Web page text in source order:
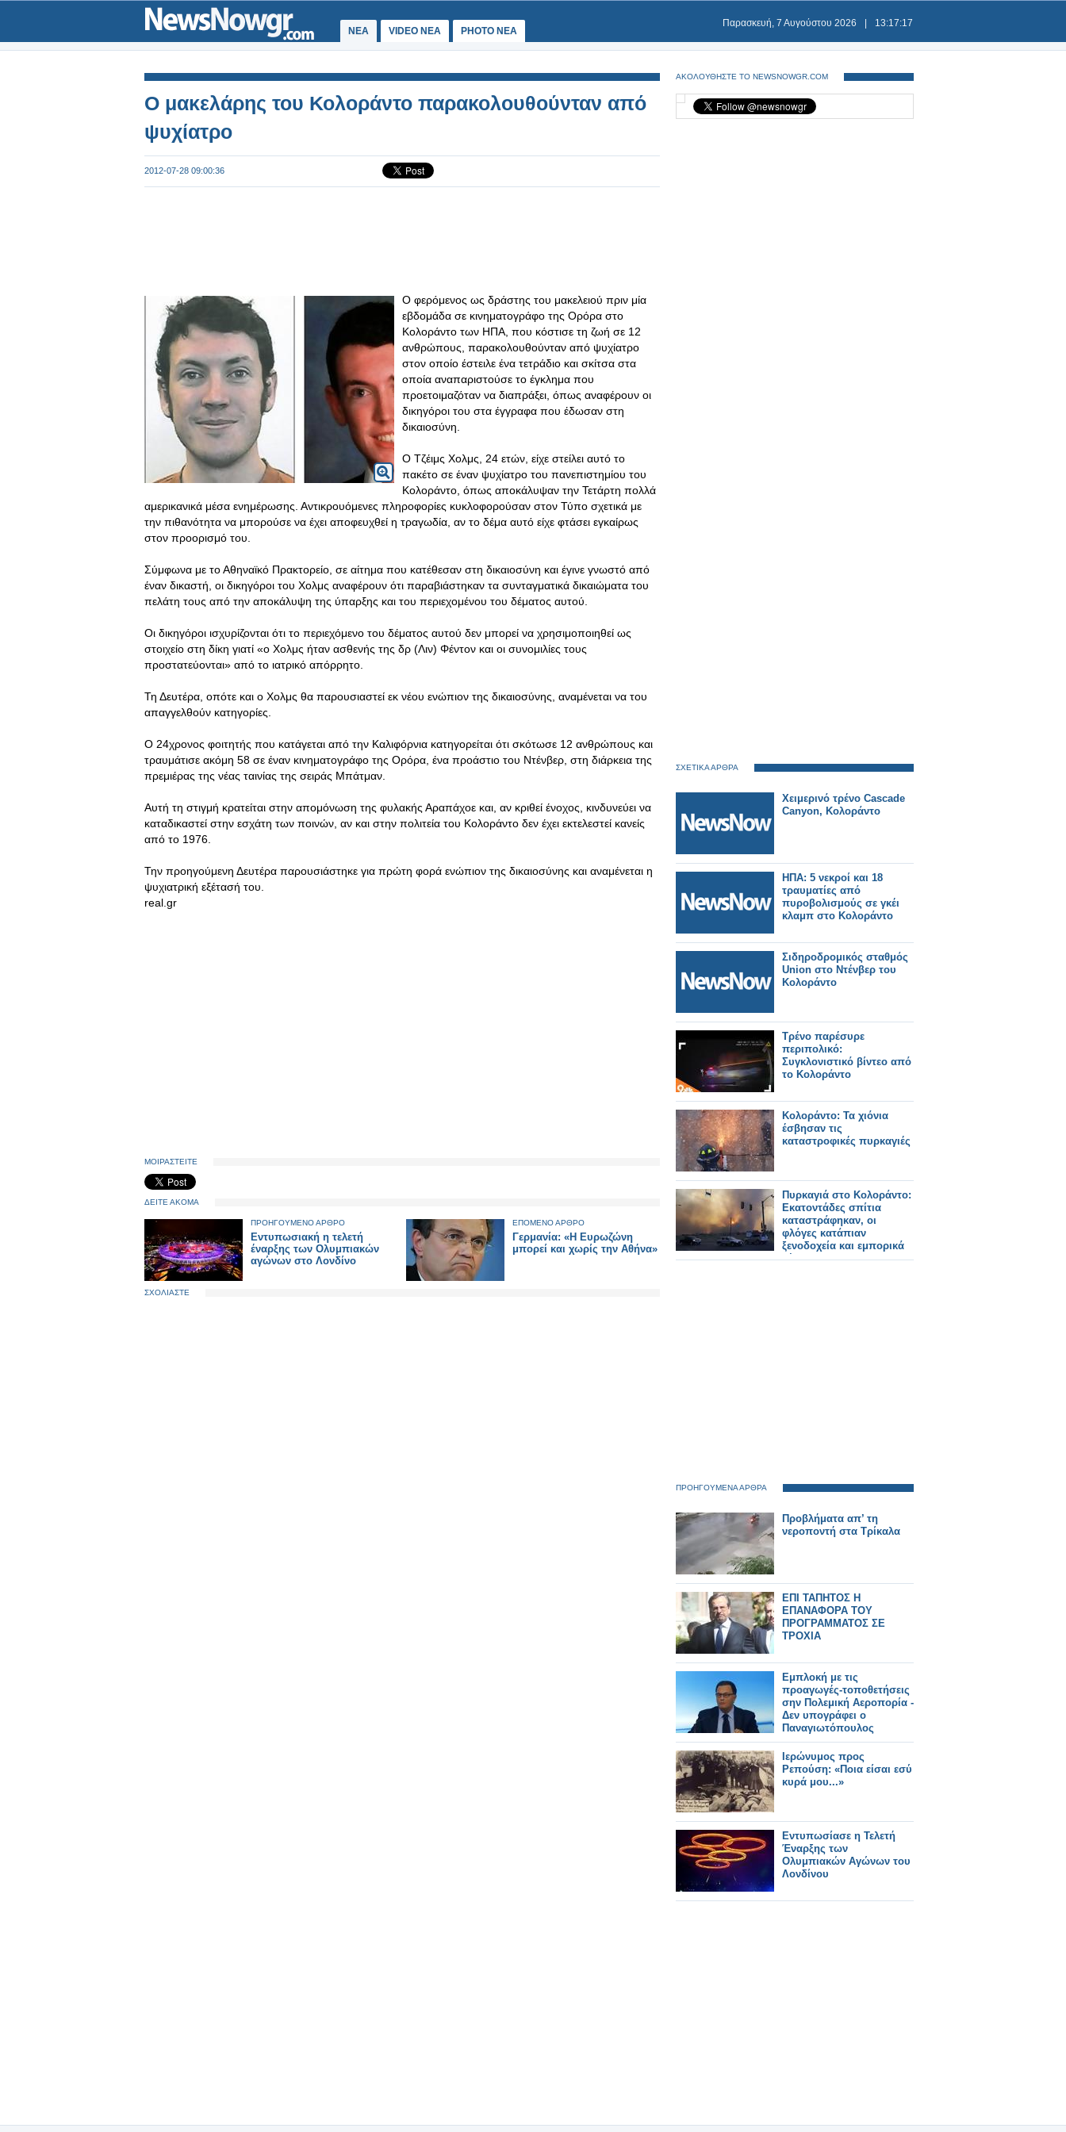
ΝΕΑ VIDEO NEA PHOTO NEA
Παρασκευή, 7 Αυγούστου 2026 13:17:17
Ο μακελάρης του Κολοράντο παρακολουθούνταν από
ψυχίατρο
2012-07-28 09:00:36
Ο φερόμενος ως δράστης του μακελειού πριν μία
εβδομάδα σε κινηματογράφο της Ορόρα στο
Κολοράντο των ΗΠΑ, που κόστισε τη ζωή σε 12
ανθρώπους, παρακολουθούνταν από ψυχίατρο
στον οποίο έστειλε ένα τετράδιο και σκίτσα στα
οποία αναπαριστούσε το έγκλημα που
προετοιμαζόταν να διαπράξει, όπως αναφέρουν οι
δικηγόροι του στα έγγραφα που έδωσαν στη
δικαιοσύνη.
Ο Τζέιμς Χολμς, 24 ετών, είχε στείλει αυτό το
πακέτο σε έναν ψυχίατρο του πανεπιστημίου του
Κολοράντο, όπως αποκάλυψαν την Τετάρτη πολλά
αμερικανικά μέσα ενημέρωσης. Αντικρουόμενες πληροφορίες κυκλοφορούσαν στον Τύπο σχετικά με
την πιθανότητα να μπορούσε να έχει αποφευχθεί η τραγωδία, αν το δέμα αυτό είχε φτάσει εγκαίρως
στον προορισμό του.
Σύμφωνα με το Αθηναϊκό Πρακτορείο, σε αίτημα που κατέθεσαν στη δικαιοσύνη και έγινε γνωστό από
έναν δικαστή, οι δικηγόροι του Χολμς αναφέρουν ότι παραβιάστηκαν τα συνταγματικά δικαιώματα του
πελάτη τους από την αποκάλυψη της ύπαρξης και του περιεχομένου του δέματος αυτού.
Οι δικηγόροι ισχυρίζονται ότι το περιεχόμενο του δέματος αυτού δεν μπορεί να χρησιμοποιηθεί ως
στοιχείο στη δίκη γιατί «ο Χολμς ήταν ασθενής της δρ (Λιν) Φέντον και οι συνομιλίες τους
προστατεύονται» από το ιατρικό απόρρητο.
Τη Δευτέρα, οπότε και ο Χολμς θα παρουσιαστεί εκ νέου ενώπιον της δικαιοσύνης, αναμένεται να του
απαγγελθούν κατηγορίες.
Ο 24χρονος φοιτητής που κατάγεται από την Καλιφόρνια κατηγορείται ότι σκότωσε 12 ανθρώπους και
τραυμάτισε ακόμη 58 σε έναν κινηματογράφο της Ορόρα, ένα προάστιο του Ντένβερ, στη διάρκεια της
πρεμιέρας της νέας ταινίας της σειράς Μπάτμαν.
Αυτή τη στιγμή κρατείται στην απομόνωση της φυλακής Αραπάχοε και, αν κριθεί ένοχος, κινδυνεύει να
καταδικαστεί στην εσχάτη των ποινών, αν και στην πολιτεία του Κολοράντο δεν έχει εκτελεστεί κανείς
από το 1976.
Την προηγούμενη Δευτέρα παρουσιάστηκε για πρώτη φορά ενώπιον της δικαιοσύνης και αναμένεται η
ψυχιατρική εξέτασή του.
real.gr
ΜΟΙΡΑΣΤΕΙΤΕ
ΔΕΙΤΕ ΑΚΟΜΑ
ΠΡΟΗΓΟΥΜΕΝΟ ΑΡΘΡΟ
Εντυπωσιακή η τελετή
έναρξης των Ολυμπιακών
αγώνων στο Λονδίνο
ΕΠΟΜΕΝΟ ΑΡΘΡΟ
Γερμανία: «Η Ευρωζώνη
μπορεί και χωρίς την Αθήνα»
ΣΧΟΛΙΑΣΤΕ
ΑΚΟΛΟΥΘΗΣΤΕ ΤΟ NEWSNOWGR.COM
ΣΧΕΤΙΚΑ ΑΡΘΡΑ
Χειμερινό τρένο Cascade
Canyon, Κολοράντο
ΗΠΑ: 5 νεκροί και 18
τραυματίες από
πυροβολισμούς σε γκέι
κλαμπ στο Κολοράντο
Σιδηροδρομικός σταθμός
Union στο Ντένβερ του
Κολοράντο
Τρένο παρέσυρε
περιπολικό:
Συγκλονιστικό βίντεο από
το Κολοράντο
Κολοράντο: Τα χιόνια
έσβησαν τις
καταστροφικές πυρκαγιές
Πυρκαγιά στο Κολοράντο:
Εκατοντάδες σπίτια
καταστράφηκαν, οι
φλόγες κατάπιαν
ξενοδοχεία και εμπορικά
κέντρα
ΠΡΟΗΓΟΥΜΕΝΑ ΑΡΘΡΑ
Προβλήματα απ’ τη
νεροποντή στα Τρίκαλα
ΕΠΙ ΤΑΠΗΤΟΣ Η
ΕΠΑΝΑΦΟΡΑ ΤΟΥ
ΠΡΟΓΡΑΜΜΑΤΟΣ ΣΕ
ΤΡΟΧΙΑ
Εμπλοκή με τις
προαγωγές-τοποθετήσεις
σην Πολεμική Αεροπορία -
Δεν υπογράφει ο
Παναγιωτόπουλος
Ιερώνυμος προς
Ρεπούση: «Ποια είσαι εσύ
κυρά μου...»
Εντυπωσίασε η Τελετή
Έναρξης των
Ολυμπιακών Αγώνων του
Λονδίνου